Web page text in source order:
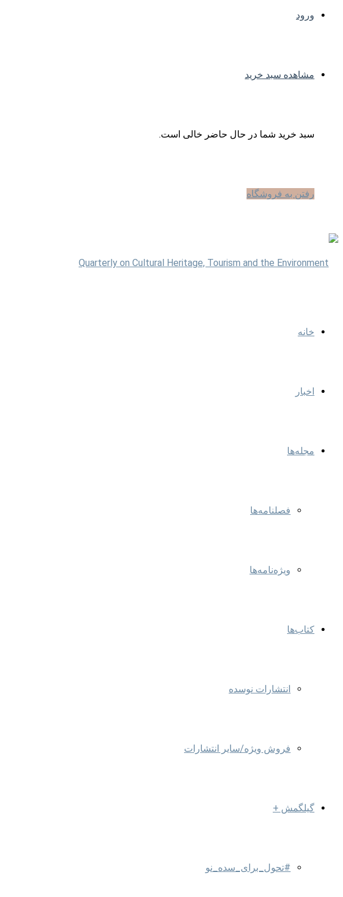
ورود
مشاهده سبد خرید
سبد خرید شما در حال حاضر خالی است.
رفتن به فروشگاه
خانه
اخبار
مجله‌ها
فصلنامه‌ها
ویژه‌نامه‌ها
کتاب‌ها
انتشارات نوسده
فروش ویژه/سایر انتشارات
گیلگمش +
#تحول_برای_سده_نو